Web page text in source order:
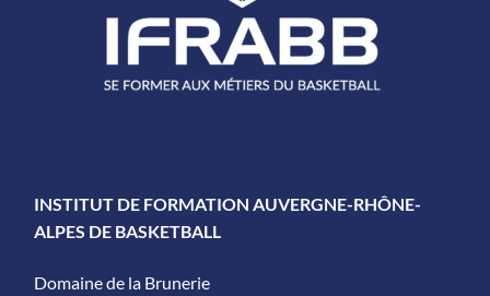
INSTITUT DE FORMATION AUVERGNE-RHÔNE-
ALPES DE BASKETBALL
Domaine de la Brunerie